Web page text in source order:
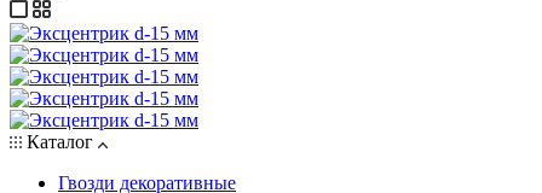
Каталог
Гвозди декоративные